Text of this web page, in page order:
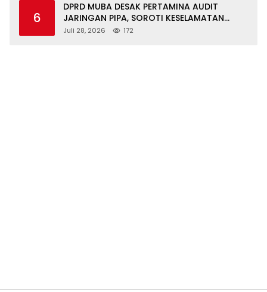
6
DPRD MUBA DESAK PERTAMINA AUDIT
JARINGAN PIPA, SOROTI KESELAMATAN
WARGA JIRAK
Juli 28, 2026 172